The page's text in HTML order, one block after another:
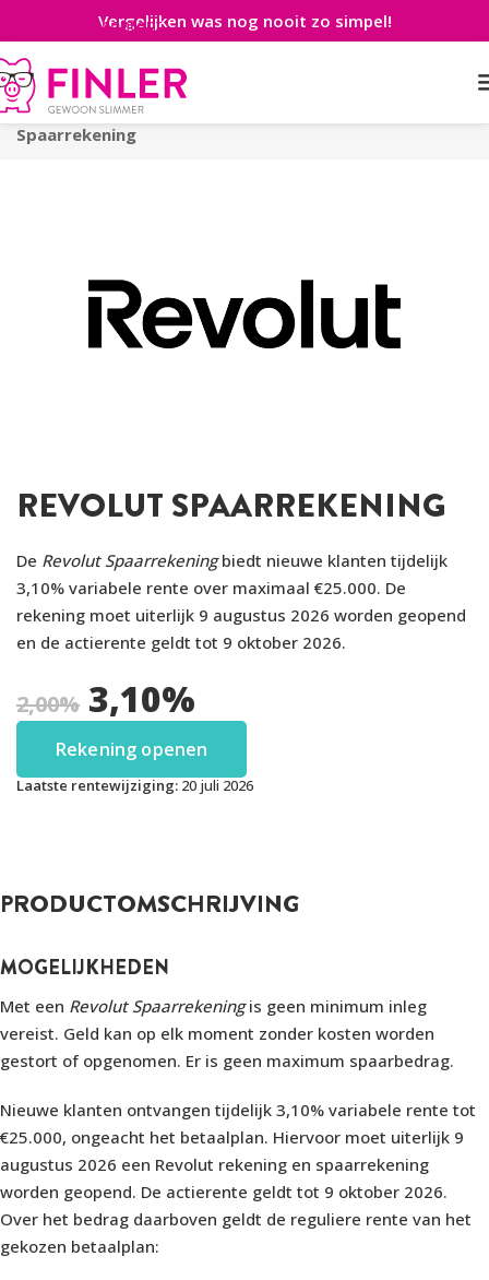
Skip to main contentVergelijken was nog nooit zo simpel!
Home>Spaarrente
Spaarrekening
REVOLUT SPAARREKENING
De Revolut Spaarrekeningbiedt nieuwe klanten tijdelijk
3,10% variabele rente over maximaal €25.000. De
rekening moet uiterlijk 9 augustus 2026 worden geopend
en de actierente geldt tot 9 oktober 2026.
2,00% 3,10%
Rekening openen
Laatste rentewijziging: 20 juli 2026
PRODUCTOMSCHRIJVING
MOGELIJKHEDEN
Met een Revolut Spaarrekeningis geen minimum inleg
vereist. Geld kan op elk moment zonder kosten worden
gestort of opgenomen. Er is geen maximum spaarbedrag.
Nieuwe klanten ontvangen tijdelijk 3,10% variabele rente tot
€25.000, ongeacht het betaalplan. Hiervoor moet uiterlijk 9
augustus 2026 een Revolut rekening en spaarrekening
worden geopend. De actierente geldt tot 9 oktober 2026.
Over het bedrag daarboven geldt de reguliere rente van het
gekozen betaalplan: